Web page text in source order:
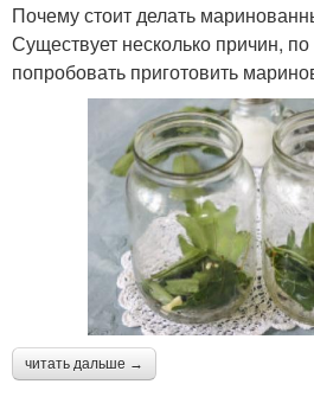
Почему стоит делать
Существует несколько причин,
попробовать приготовить
читать дальше →